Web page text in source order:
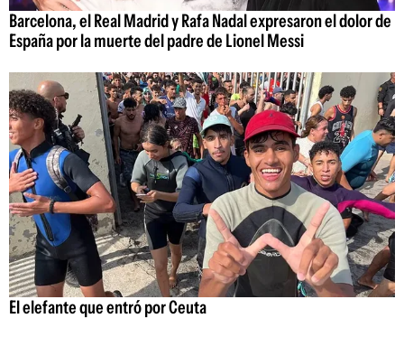
Barcelona, el Real Madrid y Rafa Nadal expresaron el dolor de
España por la muerte del padre de Lionel Messi
El elefante que entró por Ceuta